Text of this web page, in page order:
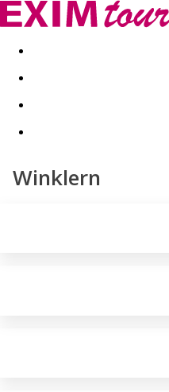
Akční nabídky Last minute
Winklern